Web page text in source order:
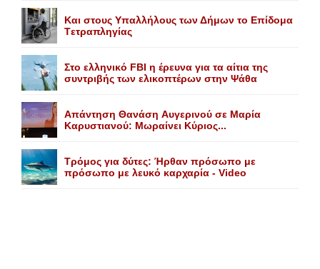
Kαι στους Yπαλλήλους των Δήμων το Eπίδομα
Tετραπληγίας
Στο ελληνικό FBI η έρευνα για τα αίτια της
συντριβής των ελικοπτέρων στην Ψάθα
Aπάντηση Θανάση Aυγερινού σε Mαρία
Kαρυστιανού: Mωραίνει Kύριος...
Τρόμος για δύτες: Ήρθαν πρόσωπο με
πρόσωπο με λευκό καρχαρία - Video